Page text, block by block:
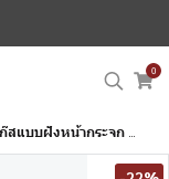
0
บฝังหน้ากระจก 2 หัว LGS-9112BT